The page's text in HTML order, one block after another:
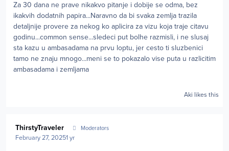
Za 30 dana ne prave nikakvo pitanje i dobije se odma, bez
ikakvih dodatnih papira...Naravno da bi svaka zemlja trazila
detaljnije provere za nekog ko aplicira za vizu koja traje citavu
godinu...common sense...sledeci put bolhe razmisli, i ne slusaj
sta kazu u ambasadama na prvu loptu, jer cesto ti sluzbenici
tamo ne znaju mnogo...meni se to pokazalo vise puta u razlicitim
ambasadama i zemljama
Aki likes this
ThirstyTraveler Moderators
February 27, 20251 yr